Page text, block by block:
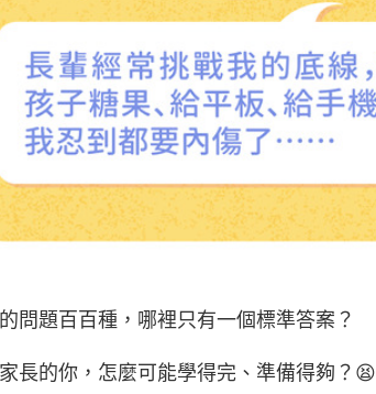
問題百百種，哪裡只有一個標準答案？
長的你，怎麼可能學得完、準備得夠？😫